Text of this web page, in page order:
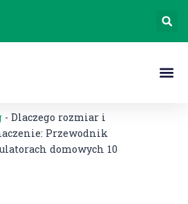
- Dlaczego rozmiar i
Przewodnik
domowych 10